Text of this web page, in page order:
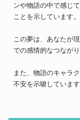
ンや物語の中で感じ
ことを示しています。
この夢は、あなたが
での感情的なつなが
また、物語のキャラ
不安を示唆しています